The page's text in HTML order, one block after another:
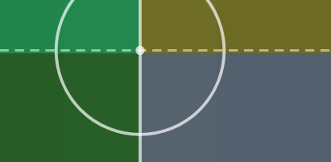
bättre tillsammans. Och med vårt API kan ni utöka och